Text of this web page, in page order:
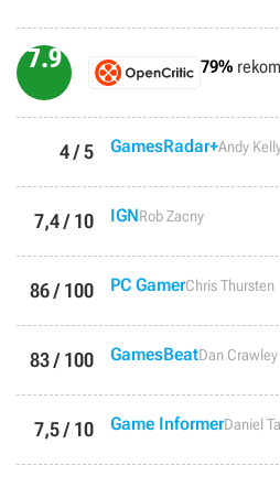
7.9 79%
4 / 5 GamesRadar+Andy
7,4 / 10 IGNRob Zacny
86 / 100 PC GamerChris Thursten
83 / 100 GamesBeatDan Crawley
7,5 / 10 Game InformerDaniel